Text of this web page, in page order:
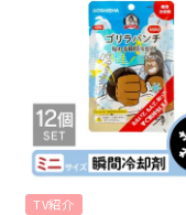
TV紹介